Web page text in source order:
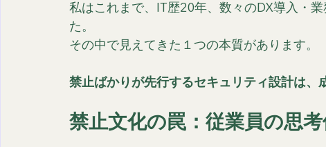
私はこれまで、IT歴20年、数々のDX導入・
た。
その中で見えてきた１つの本質があります。
禁止ばかりが先行するセキュリティ設計は、
禁止文化の罠：従業員の思